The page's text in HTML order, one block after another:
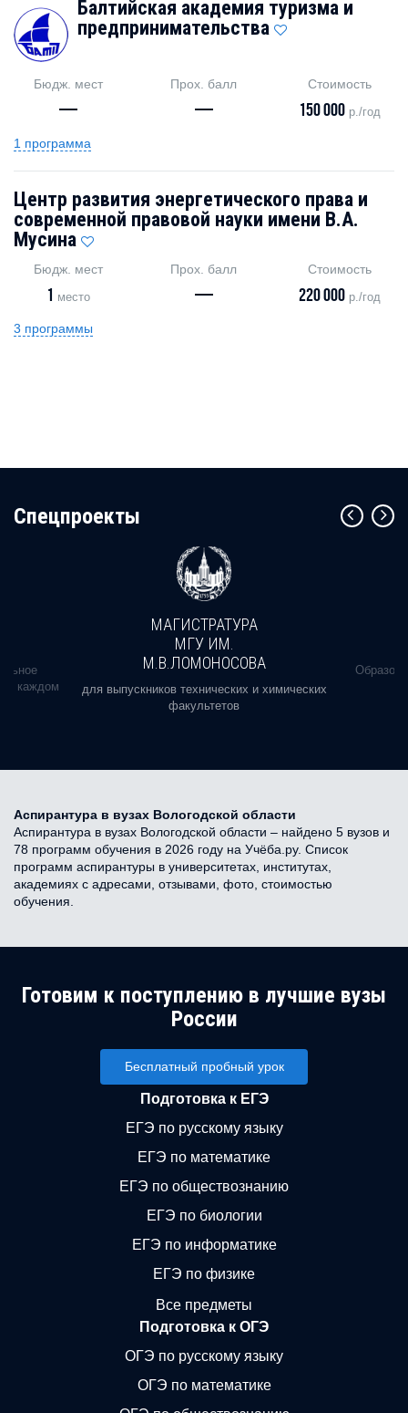
Балтийская академия туризма и
предпринимательства
Бюдж. мест
—
Прох. балл
—
Стоимость
150 000 р./год
1 программа
Центр развития энергетического права и
современной правовой науки имени В.А.
Мусина
Бюдж. мест
1 место
Прох. балл
—
Стоимость
220 000 р./год
3 программы
Cпецпроекты
в каждом
МАГИСТРАТУРА
МГУ ИМ.
М.В.ЛОМОНОСОВА
для выпускников технических и химических
факультетов
Аспирантура в вузах Вологодской области
Аспирантура в вузах Вологодской области – найдено 5 вузов и
78 программ обучения в 2026 году на Учёба.ру. Список
программ аспирантуры в университетах, институтах,
академиях с адресами, отзывами, фото, стоимостью
обучения.
Готовим к поступлению в лучшие вузы
России
Бесплатный пробный урок
Подготовка к ЕГЭ
ЕГЭ по русскому языку
ЕГЭ по математике
ЕГЭ по обществознанию
ЕГЭ по биологии
ЕГЭ по информатике
ЕГЭ по физике
Все предметы
Подготовка к ОГЭ
ОГЭ по русскому языку
ОГЭ по математике